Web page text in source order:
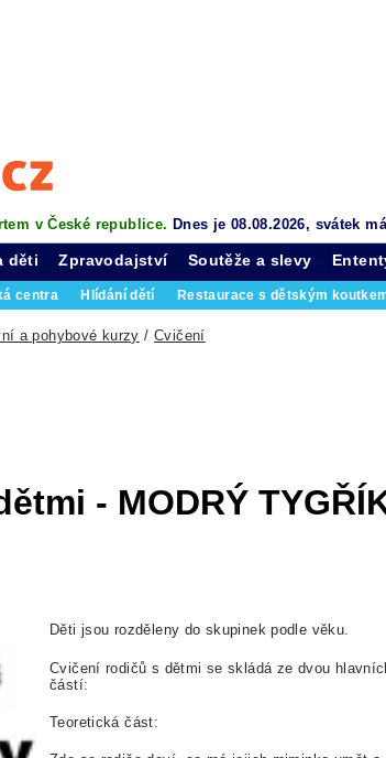
v České republice. Dnes je 08.08.2026, svátek
děti
centra Hlídání dětí Restaurace s dětským
Zpravodajství Soutěže a slevy
a pohybové kurzy /Cvičení
- MODRÝ
Děti jsou rozděleny do skupinek podle věku.
Cvičení rodičů s dětmi se skládá ze dvou
částí:
Teoretická část: